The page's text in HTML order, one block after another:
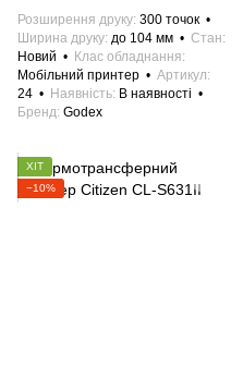
Розширення друку 300 точок
Ширина друку до 104 мм
Стан
Новий
Клас обладнання
Мобільний принтер
Артикул
24
Наявність В наявності
Бренд Godex
ХІТ
−10%